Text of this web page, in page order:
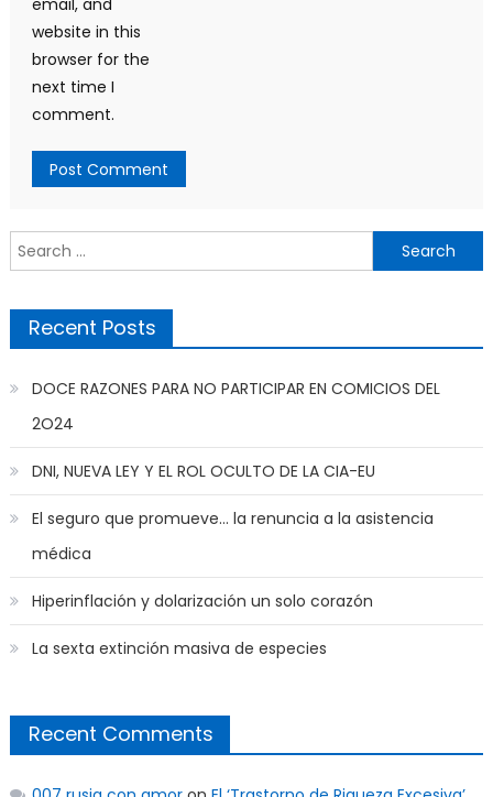
email, and
website in this
browser for the
next time I
comment.
Search
for:
Recent Posts
DOCE RAZONES PARA NO PARTICIPAR EN COMICIOS DEL
2O24
DNI, NUEVA LEY Y EL ROL OCULTO DE LA CIA-EU
El seguro que promueve… la renuncia a la asistencia
médica
Hiperinflación y dolarización un solo corazón
La sexta extinción masiva de especies
Recent Comments